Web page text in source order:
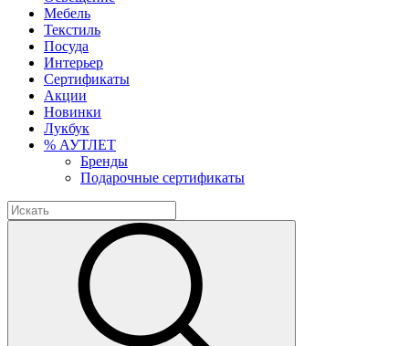
Мебель
Текстиль
Посуда
Интерьер
Сертификаты
Акции
Новинки
Лукбук
% АУТЛЕТ
Бренды
Подарочные сертификаты